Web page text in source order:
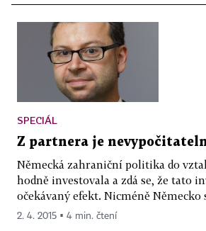
SPECIÁL
Z partnera je
Německá zahraniční politika do
hodně investovala a zdá se, že tato
očekávaný efekt. Nicméně Německo
2. 4. 2015 ▪ 4 min. čtení